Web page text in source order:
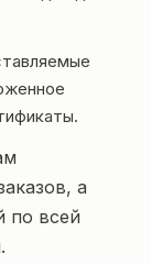
а
по всей